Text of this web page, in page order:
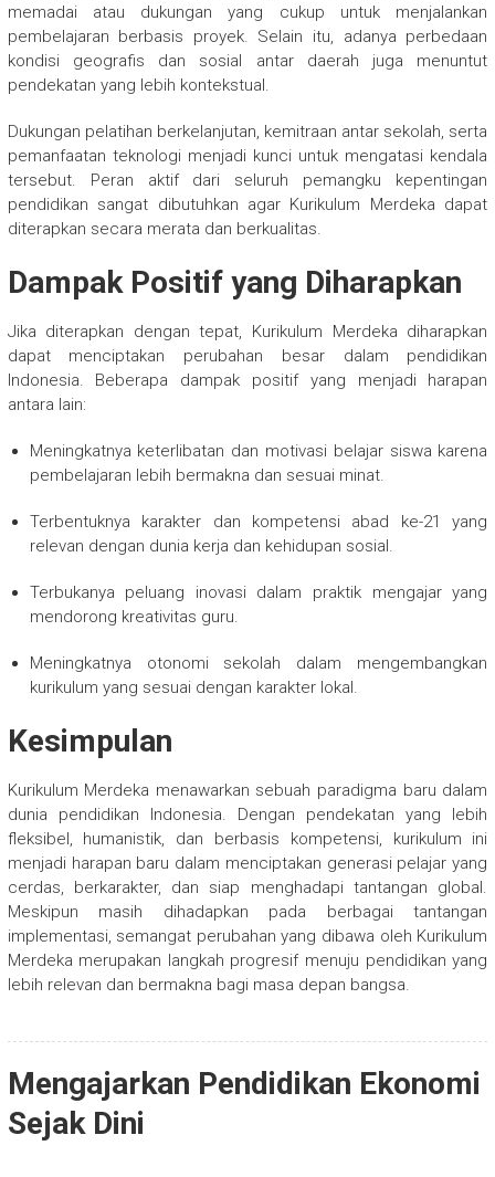
memadai atau dukungan yang cukup untuk menjalankan
pembelajaran berbasis proyek. Selain itu, adanya perbedaan
kondisi geografis dan sosial antar daerah juga menuntut
pendekatan yang lebih kontekstual.
Dukungan pelatihan berkelanjutan, kemitraan antar sekolah, serta
pemanfaatan teknologi menjadi kunci untuk mengatasi kendala
tersebut. Peran aktif dari seluruh pemangku kepentingan
pendidikan sangat dibutuhkan agar Kurikulum Merdeka dapat
diterapkan secara merata dan berkualitas.
Dampak Positif yang Diharapkan
Jika diterapkan dengan tepat, Kurikulum Merdeka diharapkan
dapat menciptakan perubahan besar dalam pendidikan
Indonesia. Beberapa dampak positif yang menjadi harapan
antara lain:
Meningkatnya keterlibatan dan motivasi belajar siswa karena
pembelajaran lebih bermakna dan sesuai minat.
Terbentuknya karakter dan kompetensi abad ke-21 yang
relevan dengan dunia kerja dan kehidupan sosial.
Terbukanya peluang inovasi dalam praktik mengajar yang
mendorong kreativitas guru.
Meningkatnya otonomi sekolah dalam mengembangkan
kurikulum yang sesuai dengan karakter lokal.
Kesimpulan
Kurikulum Merdeka menawarkan sebuah paradigma baru dalam
dunia pendidikan Indonesia. Dengan pendekatan yang lebih
fleksibel, humanistik, dan berbasis kompetensi, kurikulum ini
menjadi harapan baru dalam menciptakan generasi pelajar yang
cerdas, berkarakter, dan siap menghadapi tantangan global.
Meskipun masih dihadapkan pada berbagai tantangan
implementasi, semangat perubahan yang dibawa oleh Kurikulum
Merdeka merupakan langkah progresif menuju pendidikan yang
lebih relevan dan bermakna bagi masa depan bangsa.
Mengajarkan Pendidikan Ekonomi
Sejak Dini